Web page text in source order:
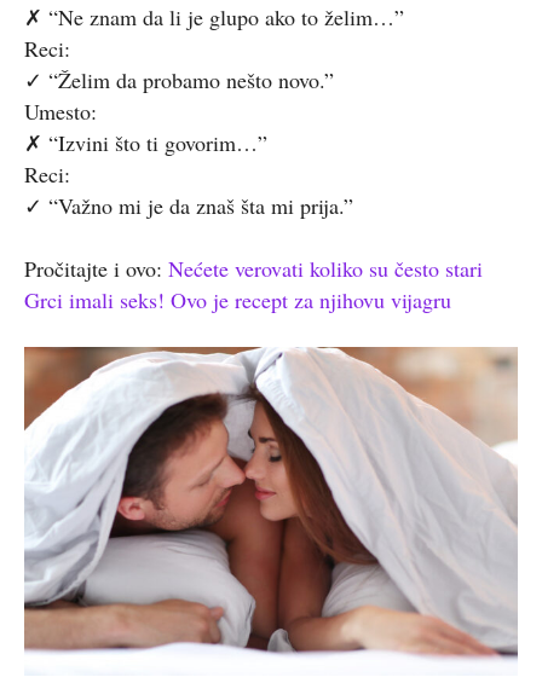
✗ “Ne znam da li je glupo ako to želim…”
Reci:
✓ “Želim da probamo nešto novo.”
Umesto:
✗ “Izvini što ti govorim…”
Reci:
✓ “Važno mi je da znaš šta mi prija.”
Pročitajte i ovo: Nećete verovati koliko su često stari
Grci imali seks! Ovo je recept za njihovu vijagru